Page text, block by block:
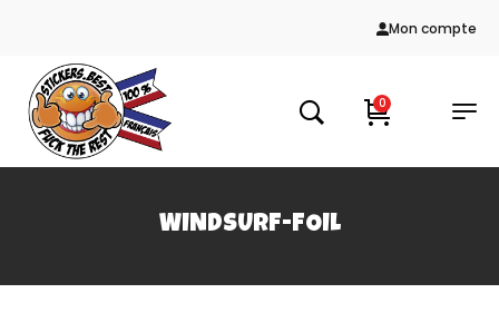
Mon compte
0
WINDSURF-FOIL